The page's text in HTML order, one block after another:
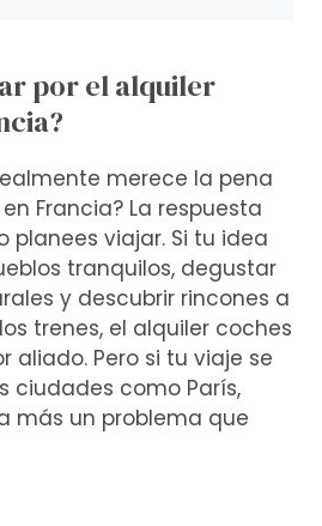
por el alquiler
merece la pena
Francia? La respuesta
planees viajar. Si tu idea
tranquilos, degustar
y descubrir rincones a
trenes, el alquiler coches
aliado. Pero si tu viaje se
ciudades como París,
más un problema que